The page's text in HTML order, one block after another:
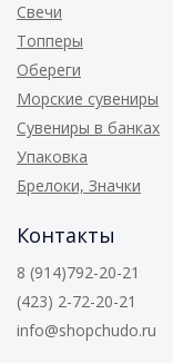
Свечи
Топперы
Обереги
Морские сувениры
Сувениры в банках
Упаковка
Брелоки, Значки
Контакты
8 (914)792-20-21
(423) 2-72-20-21
info@shopchudo.ru